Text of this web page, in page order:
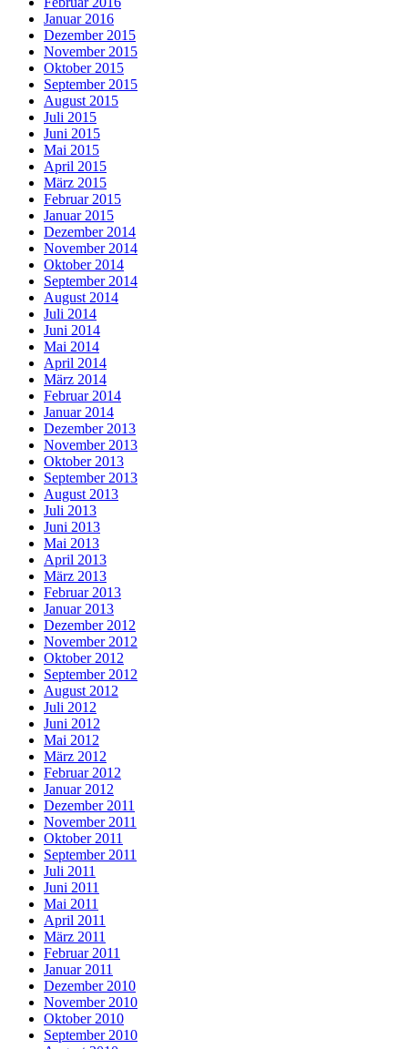
Januar 2016
Dezember 2015
November 2015
Oktober 2015
September 2015
August 2015
Juli 2015
Juni 2015
Mai 2015
April 2015
März 2015
Februar 2015
Januar 2015
Dezember 2014
November 2014
Oktober 2014
September 2014
August 2014
Juli 2014
Juni 2014
Mai 2014
April 2014
März 2014
Februar 2014
Januar 2014
Dezember 2013
November 2013
Oktober 2013
September 2013
August 2013
Juli 2013
Juni 2013
Mai 2013
April 2013
März 2013
Februar 2013
Januar 2013
Dezember 2012
November 2012
Oktober 2012
September 2012
August 2012
Juli 2012
Juni 2012
Mai 2012
März 2012
Februar 2012
Januar 2012
Dezember 2011
November 2011
Oktober 2011
September 2011
Juli 2011
Juni 2011
Mai 2011
April 2011
März 2011
Februar 2011
Januar 2011
Dezember 2010
November 2010
Oktober 2010
September 2010